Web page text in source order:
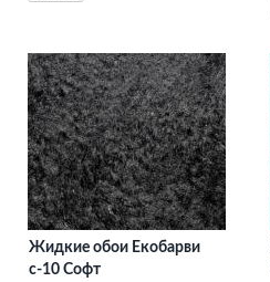
Жидкие обои Екобарви
с-10 Софт